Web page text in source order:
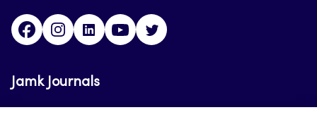
FacebookInstagram
LinkedInYoutube
Jamk Journals